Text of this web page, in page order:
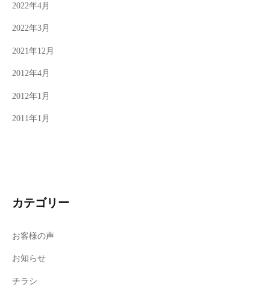
2022年4月
2022年3月
2021年12月
2012年4月
2012年1月
2011年1月
カテゴリー
お客様の声
お知らせ
チラシ